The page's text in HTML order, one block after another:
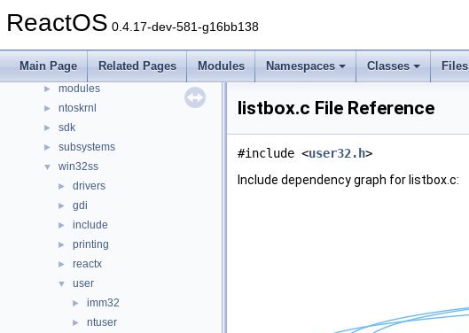
ReactOS 0.4.17-dev-581-g16bb138
Main Page Related Pages Modules Namespaces Classes Files
► drivers
► hal
► media
► modules
► ntoskrnl
► sdk
► subsystems
▼ win32ss
► drivers
► gdi
► include
► printing
► reactx
▼ user
► imm32
► ntuser
listbox.c File Reference
#include <user32.h>
Include dependency graph for listbox.c: